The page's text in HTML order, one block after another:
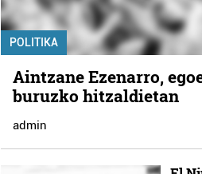
POLITIKA
Aintzane Ezenarro,
buruzko hitzaldietan
admin